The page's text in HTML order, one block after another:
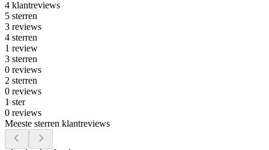
4 klantreviews
5 sterren
3 reviews
4 sterren
1 review
3 sterren
0 reviews
2 sterren
0 reviews
1 ster
0 reviews
Meeste sterren klantreviews